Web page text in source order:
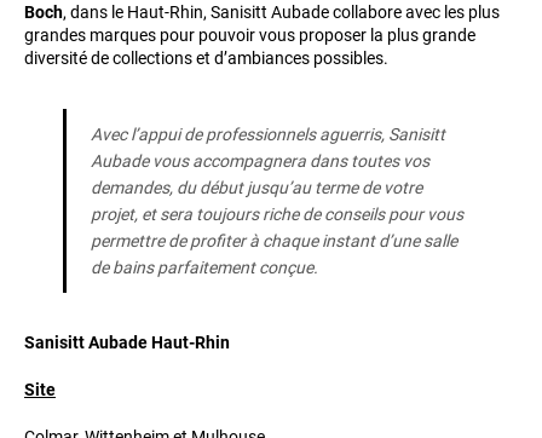
Boch, dans le Haut-Rhin, Sanisitt Aubade collabore avec les plus
grandes marques pour pouvoir vous proposer la plus grande
diversité de collections et d’ambiances possibles.
Avec l’appui de professionnels aguerris, Sanisitt
Aubade vous accompagnera dans toutes vos
demandes, du début jusqu’au terme de votre
projet, et sera toujours riche de conseils pour vous
permettre de profiter à chaque instant d’une salle
de bains parfaitement conçue.
Sanisitt Aubade Haut-Rhin
Site